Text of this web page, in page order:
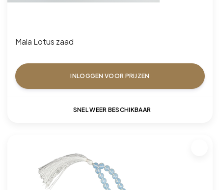
Mala Lotus zaad
INLOGGEN VOOR PRIJZEN
SNEL WEER BESCHIKBAAR